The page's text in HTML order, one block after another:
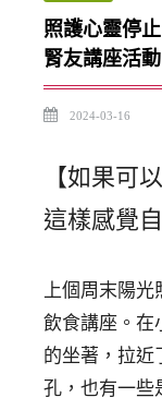
照護心靈停
腎友講座活動
2024-03-16
【如果可
這樣感覺
上個周末陽
飲食講座。在
的坐著，拉近
孔，也有一些